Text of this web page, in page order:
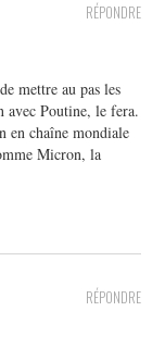
RÉPONDRE
mettre au pas les
avec Poutine, le fera.
en chaîne mondiale
Micron, la
RÉPONDRE